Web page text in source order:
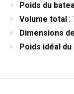
Poids du
Volume total:
Dimensions
Poids idéal